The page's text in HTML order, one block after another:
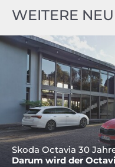
WEITERE
Skoda Octavia 30
Darum wird der